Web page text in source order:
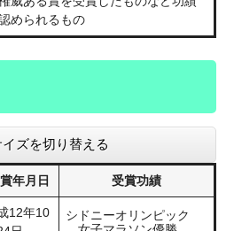
められるもの
ズを切り替える
年月日 受賞功績
12年10
シドニーオリンピック